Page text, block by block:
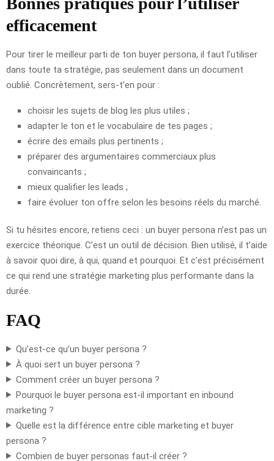
efficacement
Pour tirer le meilleur parti de ton buyer persona, il faut l’utiliser
dans toute ta stratégie, pas seulement dans un document
oublié. Concrètement, sers-t’en pour :
choisir les sujets de blog les plus utiles ;
adapter le ton et le vocabulaire de tes pages ;
écrire des emails plus pertinents ;
préparer des argumentaires commerciaux plus
convaincants ;
mieux qualifier les leads ;
faire évoluer ton offre selon les besoins réels du marché.
Si tu hésites encore, retiens ceci : un buyer persona n’est pas un
exercice théorique. C’est un outil de décision. Bien utilisé, il t’aide
à savoir quoi dire, à qui, quand et pourquoi. Et c’est précisément
ce qui rend une stratégie marketing plus performante dans la
durée.
FAQ
Qu’est-ce qu’un buyer persona ?
À quoi sert un buyer persona ?
Comment créer un buyer persona ?
Pourquoi le buyer persona est-il important en inbound
marketing ?
Quelle est la différence entre cible marketing et buyer
persona ?
Combien de buyer personas faut-il créer ?